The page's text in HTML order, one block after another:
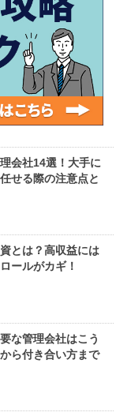
会社14選！大手に
せる際の注意点と
とは？高収益には
ールがカギ！
な管理会社はこう
ら付き合い方まで